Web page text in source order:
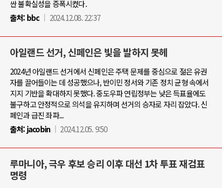
싼 불확실성을 증폭시켰다.
출처: bbc 2024.12.08. 22:37
아일랜드 선거, 신페인은 빛을 발하지 못헤
2024년 아일랜드 선거에서 신페인은 주택 문제를 중심으로 젊은 유권
자를 끌어들이는 데 성공했으나, 반이민 정서와 기존 정치 균형 속에서
지지 기반을 확대하지 못했다. 중도우파 연립정부는 낮은 득표율에도
불구하고 안정적으로 의석을 유지하며 선거의 승자로 자리 잡았다. 신
페인과 급진 좌파...
출처: jacobin 2024.12.05. 9:50
루마니아, 극우 후보 승리 이후 대선 1차 투표 재검표
명령